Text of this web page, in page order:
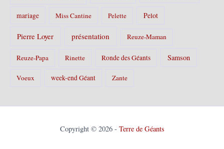
mariage Miss Cantine Pelette Pelot
Pierre Loyer présentation Reuze-Maman
Reuze-Papa Rinette Ronde des Géants Samson
Voeux week-end Géant Zante
Copyright © 2026 - Terre de Géants